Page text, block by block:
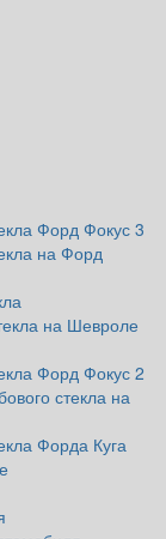
Форд Фокус 3
на Форд
на Шевроле
Форд Фокус 2
стекла на
Форда Куга